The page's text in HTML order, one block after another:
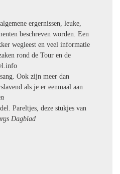
ergernissen, leuke,
beschreven worden. Een
wegleest en veel informatie
rond de Tour en de
Ook zijn meer dan
als je er eenmaal aan
Pareltjes, deze stukjes van
Dagblad